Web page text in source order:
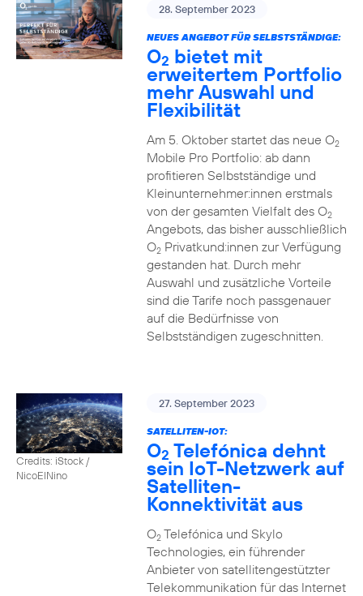
28. September 2023
NEUES ANGEBOT FÜR SELBSTSTÄNDIGE:
O2 bietet mit
erweitertem Portfolio
mehr Auswahl und
Flexibilität
Am 5. Oktober startet das neue O2
Mobile Pro Portfolio: ab dann
profitieren Selbstständige und
Kleinunternehmer:innen erstmals
von der gesamten Vielfalt des O2
Angebots, das bisher ausschließlich
O2Privatkund:innen zur Verfügung
gestanden hat. Durch mehr
Auswahl und zusätzliche Vorteile
sind die Tarife noch passgenauer
auf die Bedürfnisse von
Selbstständigen zugeschnitten.
Credits: iStock /
NicoElNino
27. September 2023
SATELLITEN-IOT:
O2 Telefónica dehnt
sein IoT-Netzwerk auf
Satelliten-
Konnektivität aus
O2Telefónica und Skylo
Technologies, ein führender
Anbieter von satellitengestützter
Telekommunikation für das Internet